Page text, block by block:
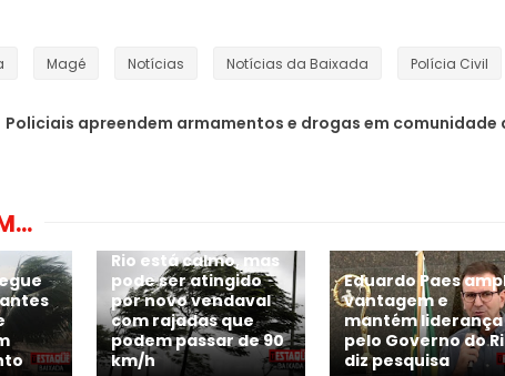
Magé Notícias Notícias da Baixada Polícia Civil
Policiais apreendem armamentos e drogas em comunidade
Rio está calmo, mas
pode ser atingido
por novo vendaval
com rajadas que
podem passar de 90
km/h
Eduardo Paes
vantagem e
mantém liderança
pelo Governo do
diz pesquisa